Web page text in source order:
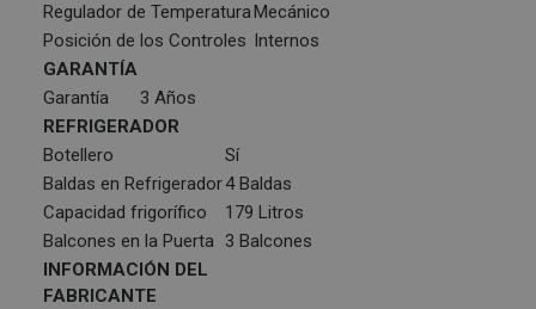
Regulador de TemperaturaMecánico
Posición de los Controles Internos
GARANTÍA
Garantía
3 Años
REFRIGERADOR
Botellero
Sí
Baldas en Refrigerador4 Baldas
Capacidad frigorífico
179 Litros
Balcones en la Puerta 3 Balcones
INFORMACIÓN DEL
FABRICANTE